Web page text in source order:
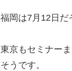
福岡は7月12日だ
東京もセミナー
そうです。